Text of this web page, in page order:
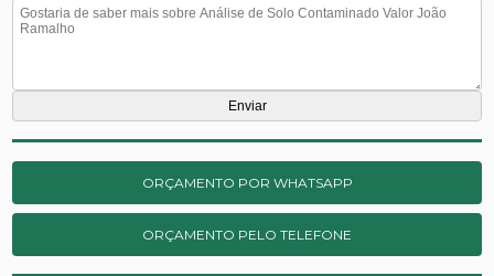
ORÇAMENTO POR WHATSAPP
ORÇAMENTO PELO TELEFONE